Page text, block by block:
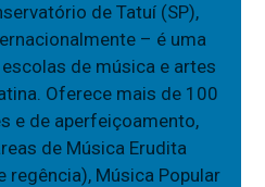
de Tatuí (SP),
– é uma
de música e artes
Oferece mais de 100
e de aperfeiçoamento,
de Música Erudita
regência), Música Popular